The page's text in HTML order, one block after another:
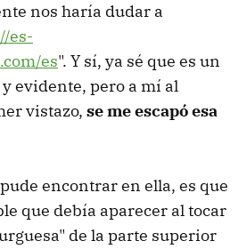
nos haría dudar a
es-
es". Y sí, ya sé que es un
evidente, pero a mí al
vistazo, se me escapó esa
encontrar en ella, es que
que debía aparecer al tocar
de la parte superior